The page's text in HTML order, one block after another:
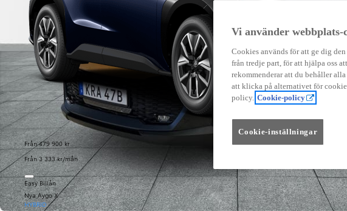
Från 479 900 kr
Från 3 333 kr/mån
Easy Billån
Nya Aygo X
HYBRID
Vi använder webbplats-
Cookies används för att ge dig
från tredje part, för att hjälpa oss
rekommenderar att du behåller
att klicka på alternativet för
policy. Cookie-policy
Cookie-inställningar